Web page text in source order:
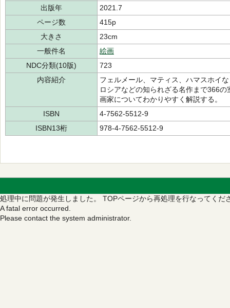
出版年
2021.7
ページ数
415p
大きさ
23cm
一般件名
絵画
NDC分類(10版)
723
内容紹介
フェルメール、マティス、ハマスホイ
ロシアなどの知られざる名作まで366
画家についてわかりやすく解説する。
ISBN
4-7562-5512-9
ISBN13桁
978-4-7562-5512-9
処理中に問題が発生しました。 TOPページから再処理を行なってくだ
A fatal error occurred.
Please contact the system administrator.